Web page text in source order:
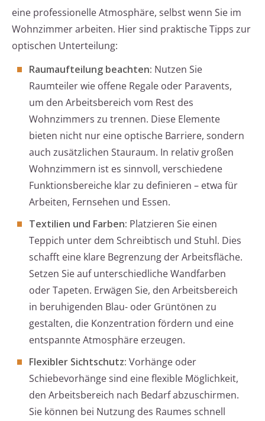
eine professionelle Atmosphäre, selbst wenn Sie im
Wohnzimmer arbeiten. Hier sind praktische Tipps zur
optischen Unterteilung:
Raumaufteilung beachten: Nutzen Sie
Raumteiler wie offene Regale oder Paravents,
um den Arbeitsbereich vom Rest des
Wohnzimmers zu trennen. Diese Elemente
bieten nicht nur eine optische Barriere, sondern
auch zusätzlichen Stauraum. In relativ großen
Wohnzimmern ist es sinnvoll, verschiedene
Funktionsbereiche klar zu definieren – etwa für
Arbeiten, Fernsehen und Essen.
Textilien und Farben: Platzieren Sie einen
Teppich unter dem Schreibtisch und Stuhl. Dies
schafft eine klare Begrenzung der Arbeitsfläche.
Setzen Sie auf unterschiedliche Wandfarben
oder Tapeten. Erwägen Sie, den Arbeitsbereich
in beruhigenden Blau- oder Grüntönen zu
gestalten, die Konzentration fördern und eine
entspannte Atmosphäre erzeugen.
Flexibler Sichtschutz: Vorhänge oder
Schiebevorhänge sind eine flexible Möglichkeit,
den Arbeitsbereich nach Bedarf abzuschirmen.
Sie können bei Nutzung des Raumes schnell